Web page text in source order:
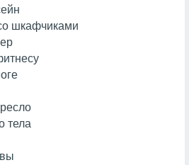
шкафчиками
тела